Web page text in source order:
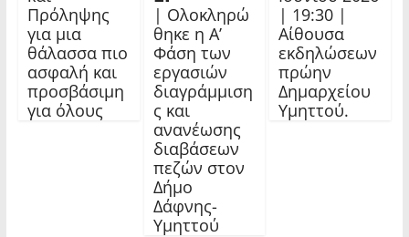
Πρόληψης
για μια
θάλασσα πιο
ασφαλή και
προσβάσιμη
για όλους
| Ολοκληρώ
θηκε η Α’
Φάση των
εργασιών
διαγράμμιση
ς και
ανανέωσης
διαβάσεων
πεζών στον
Δήμο
Δάφνης-
Υμηττού
| 19:30 |
Αίθουσα
εκδηλώσεων
πρώην
Δημαρχείου
Υμηττού.